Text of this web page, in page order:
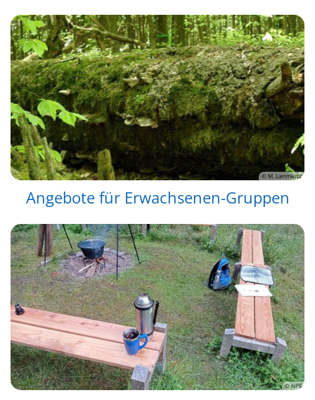
© M. Lammertz
Angebote für Erwachsenen-Gruppen
© NPS